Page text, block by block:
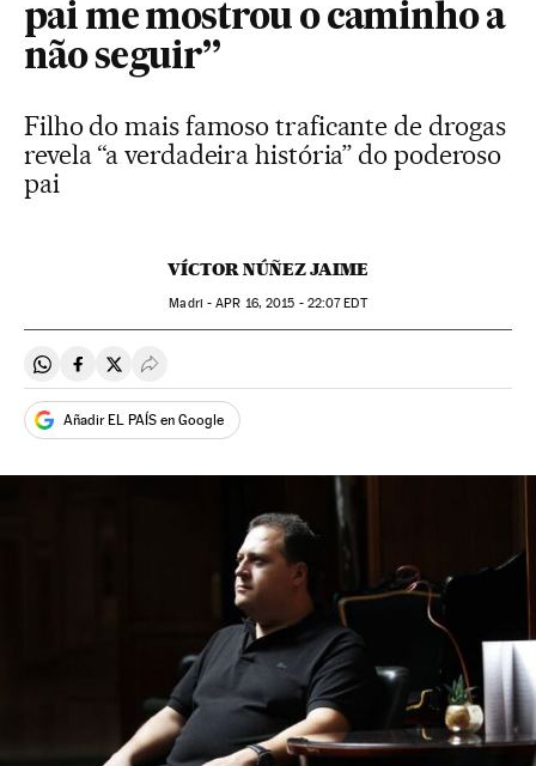
pai me mostrou o caminho a
não seguir”
Filho do mais famoso traficante de drogas
revela “a verdadeira história” do poderoso
pai
VÍCTOR NÚÑEZ JAIME
Madri -APR 16, 2015 - 22:07EDT
Compartir en Whatsapp
Compartir en Facebook
Compartir en Twitter
Desplegar Redes Sociales
Añadir EL PAÍS en Google